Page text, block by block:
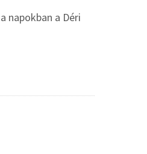
napokban a Déri